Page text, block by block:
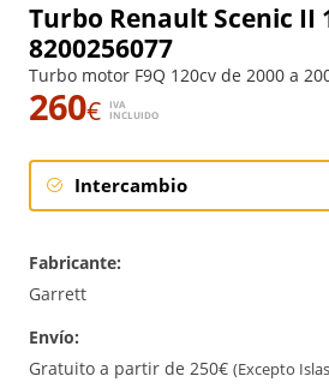
Turbo Renault Scenic II
8200256077
Turbo motor F9Q 120cv de 2000 a
260€
IVA
INCLUIDO
Intercambio
Reconstrucción
Fabricante:
Garrett
Envío:
Gratuito a partir de 250€ (Excepto